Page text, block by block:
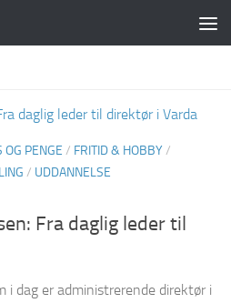
OG PENGE / FRITID & HOBBY/
/ UDDANNELSE
Fra daglig leder til
i dag er administrerende direktør i